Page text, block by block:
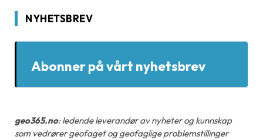
NYHETSBREV
Abonner på vårt nyhetsbrev
geo365.no: ledende leverandør av nyheter og kunnskap
som vedrører geofaget og geofaglige problemstillinger